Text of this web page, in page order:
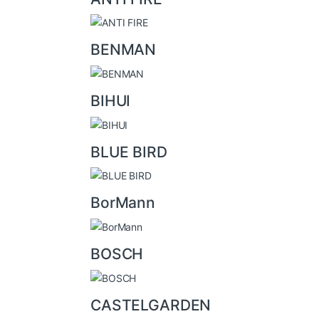
BENMAN
BIHUI
BLUE BIRD
BorMann
BOSCH
CASTELGARDEN